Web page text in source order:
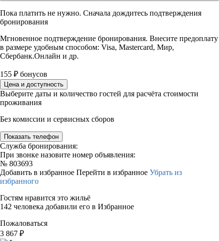
Пока платить не нужно. Сначала дождитесь подтверждения
бронирования
Мгновенное подтверждение бронирования. Внесите предоплату
в размере удобным способом: Visa, Mastercard, Мир,
Сбербанк.Онлайн и др.
155 ₽ бонусов
Цена и доступность
Выберите даты и количество гостей для расчёта стоимости
проживания
Без комиссии и сервисных сборов
Показать телефон
Служба бронирования:
При звонке назовите номер объявления:
№ 803693
Добавить в избранное Перейти в избранное Убрать из
избранного
Гостям нравится это жильё
142 человека добавили его в Избранное
Пожаловаться
3 867 ₽